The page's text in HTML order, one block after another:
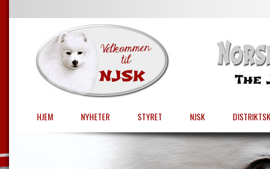
HJEM NYHETER STYRET NJSK